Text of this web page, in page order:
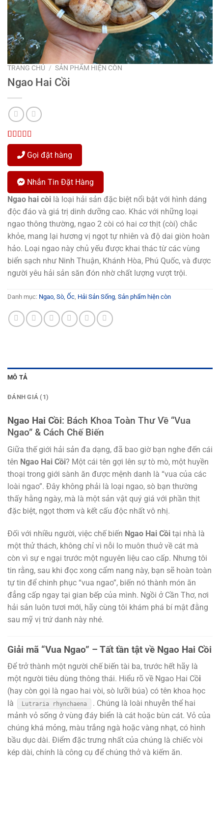
TRANG CHỦ / SẢN PHẨM HIỆN CÒN
Ngao Hai Cồi
5.00trên 5
dựa trên
1
đánh giá
Gọi đặt hàng
Nhắn Tin Đặt Hàng
Ngao hai còi là loại hải sản đặc biệt nổi bật với hình dáng
độc đáo và giá trị dinh dưỡng cao. Khác với những loại
ngao thông thường, ngao 2 còi có hai cơ thịt (còi) chắc
khỏe, mang lại hương vị ngọt tự nhiên và độ dai giòn hoàn
hảo. Loại ngao này chủ yếu được khai thác từ các vùng
biển sạch như Ninh Thuận, Khánh Hòa, Phú Quốc, và được
người yêu hải sản săn đón nhờ chất lượng vượt trội.
Danh mục: Ngao, Sò, Ốc, Hải Sản Sống, Sản phẩm hiện còn
MÔ TẢ
ĐÁNH GIÁ (1)
Ngao Hai Cồi: Bách Khoa Toàn Thư Về “Vua
Ngao” & Cách Chế Biến
Giữa thế giới hải sản đa dạng, đã bao giờ bạn nghe đến cái
tên Ngao Hai Cồi? Một cái tên gợi lên sự tò mò, một huyền
thoại trong giới sành ăn được mệnh danh là “vua của các
loài ngao”. Đây không phải là loại ngao, sò bạn thường
thấy hằng ngày, mà là một sản vật quý giá với phần thịt
đặc biệt, ngọt thơm và kết cấu độc nhất vô nhị.
Đối với nhiều người, việc chế biến Ngao Hai Cồi tại nhà là
một thử thách, không chỉ vì nỗi lo muôn thuở về cát mà
còn vì sự e ngại trước một nguyên liệu cao cấp. Nhưng tôi
tin rằng, sau khi đọc xong cẩm nang này, bạn sẽ hoàn toàn
tự tin để chinh phục “vua ngao”, biến nó thành món ăn
đẳng cấp ngay tại gian bếp của mình. Ngồi ở Cần Thơ, nơi
hải sản luôn tươi mới, hãy cùng tôi khám phá bí mật đằng
sau mỹ vị trứ danh này nhé.
Giải mã “Vua Ngao” – Tất tần tật về Ngao Hai Cồi
Để trở thành một người chế biến tài ba, trước hết hãy là
một người tiêu dùng thông thái. Hiểu rõ về Ngao Hai Cồi
(hay còn gọi là ngao hai vòi, sò lưỡi búa) có tên khoa học
là
Lutraria rhynchaena
. Chúng là loài nhuyễn thể hai
mảnh vỏ sống ở vùng đáy biển là cát hoặc bùn cát. Vỏ của
chúng khá mỏng, màu trắng ngà hoặc vàng nhạt, có hình
bầu dục dài. Điểm đặc trưng nhất của chúng là chiếc vòi
kép dài, chính là công cụ để chúng thở và kiếm ăn.